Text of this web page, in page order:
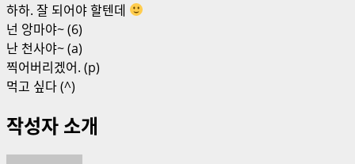
하하. 잘 되어야 할텐데
넌 앙마야~ (6)
난 천사야~ (a)
찍어버리겠어. (p)
먹고 싶다 (^)
작성자 소개